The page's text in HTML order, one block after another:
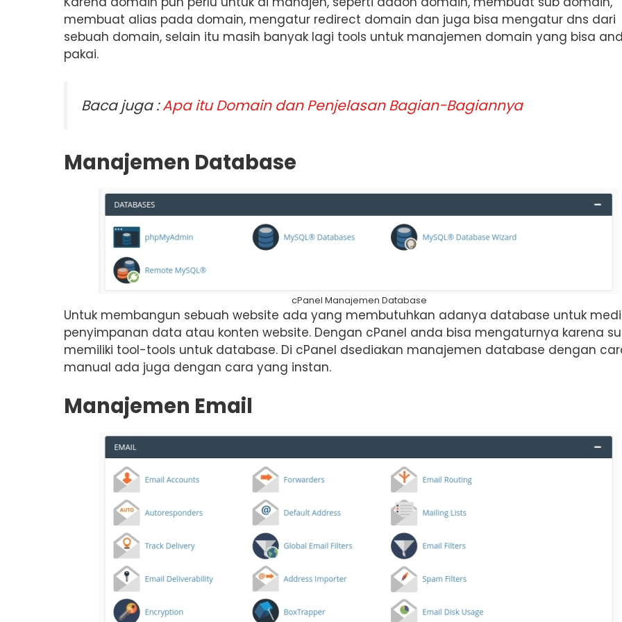
membuat alias pada domain, mengatur redirect domain dan juga bisa mengatur dns dari
sebuah domain, selain itu masih banyak lagi tools untuk manajemen domain yang bisa
pakai.
Baca juga :Apa itu Domain dan Penjelasan Bagian-Bagiannya
Manajemen Database
cPanel Manajemen Database
Untuk membangun sebuah website ada yang membutuhkan adanya database untuk
penyimpanan data atau konten website. Dengan cPanel anda bisa mengaturnya karena
memiliki tool-tools untuk database. Di cPanel dsediakan manajemen database dengan
manual ada juga dengan cara yang instan.
Manajemen Email